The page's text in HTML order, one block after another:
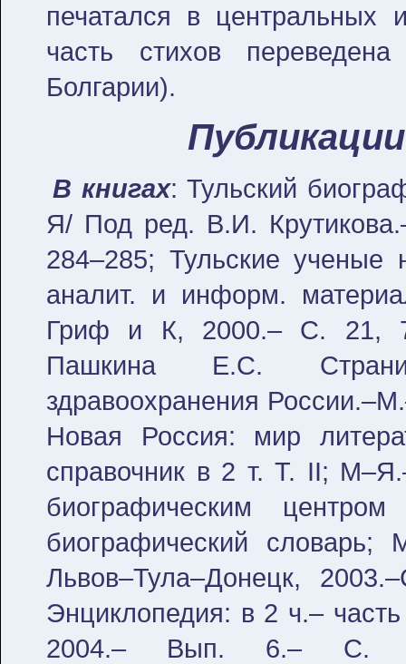
печатался в центральных
часть стихов
Болгарии).
В книгах: Тульский
Я/ Под ред. В.И.
284–285; Тульские ученые
аналит. и информ.
Гриф и К, 2000.– С. 21,
Пашкина Е.С.
здравоохранения
Новая Россия: мир
справочник в 2 т. Т. II;
биографическим
биографический словарь;
Львов–Тула–Донецк,
Энциклопедия: в 2 ч.–
2004.– Вып. 6.– С.